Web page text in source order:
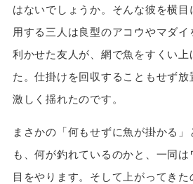
はないでしょうか。そんな彼を横
用する三人は良型のアコウやマダ
利かせた友人が、網で魚をすくい
た。仕掛けを回収することもせず放
激しく揺れたのです。
まさかの「何もせずに魚が掛かる
も、何が釣れているのかと、一同
目をやります。そして上がってき